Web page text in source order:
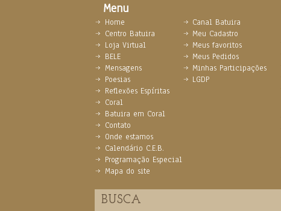
Menu
Home
Centro Batuira
Loja Virtual
BELE
Mensagens
Poesias
Reflexões Espíritas
Coral
Batuira em Coral
Contato
Onde estamos
Calendário C.E.B.
Programação Especial
Mapa do site
Canal Batuira
Meu Cadastro
Meus favoritos
Meus Pedidos
Minhas Participações
LGDP